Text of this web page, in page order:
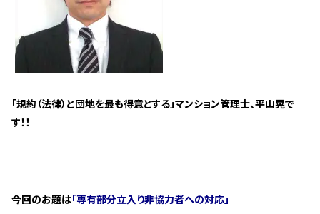
「規約（法律）と団地を最も得意とする」マンション管理士、平山晃で
す！！
今回のお題は「専有部分立入り非協力者への対応」
管理費カイゼン隊 »
建物・設備維持
大規模修繕のご意見番 »